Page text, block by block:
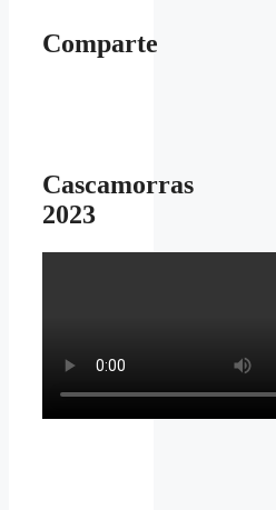
Comparte
Cascamorras
2023